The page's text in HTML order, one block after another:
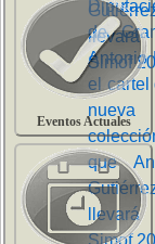
Eventos Actuales